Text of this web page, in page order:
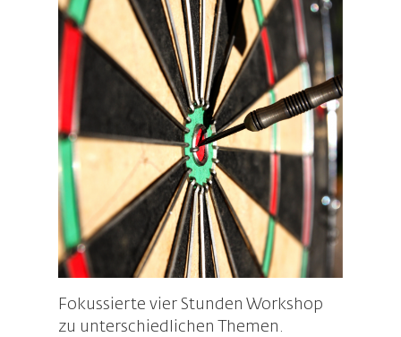
Fokussierte vier Stunden Workshop
zu unterschiedlichen Themen.